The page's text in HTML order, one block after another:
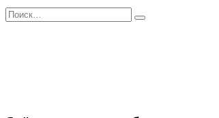
Перейти
к
Search
for: